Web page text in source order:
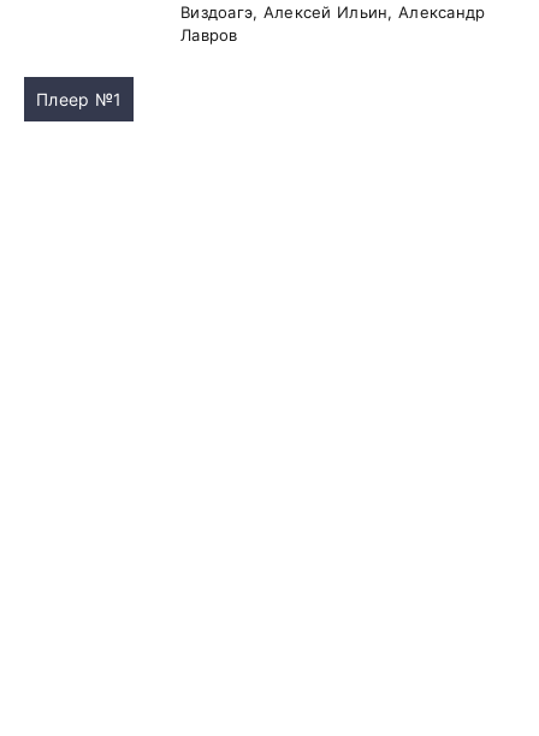
Виздоагэ, Алексей Ильин, Александр
Лавров
Плеер №1